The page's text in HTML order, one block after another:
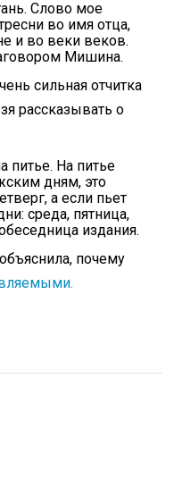
Слово мое
во имя отца,
и во веки веков.
Мишина.
сильная отчитка
рассказывать о
питье. На питье
дням, это
а если пьет
среда, пятница,
издания.
почему